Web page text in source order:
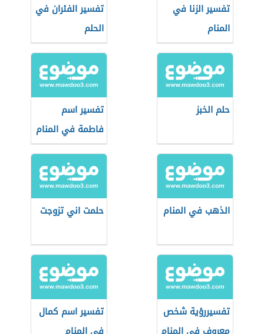
تفسير الزنا في
المنام
تفسير الفئران في
الحلم
حلم الخبز
تفسير اسم
فاطمة في المنام
الذهب في المنام حلمت اني تزوجت
تفسيررؤية شخص
تفسير اسم كمال